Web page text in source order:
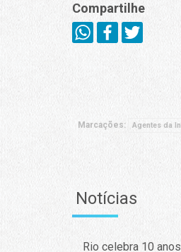
Compartilhe
Marcações: Agentes da
Notícias
Rio celebra 10